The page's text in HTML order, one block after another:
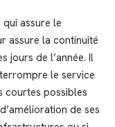
assure le
assure la continuité
jours de l’année. Il
le service
courtes possibles
de ses